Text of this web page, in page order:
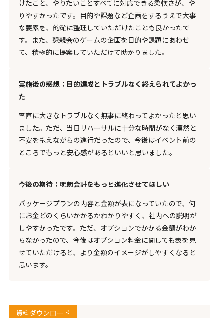
けたこと、やりたいことすべてに対応できる柔軟さが、や
りやすかったです。目的や課題など企画をするうえで大事
な要素を、的確に整理していただけたことも良かったで
す。また、懇親会のゲームの企画を目的や課題にあわせ
て、積極的に提案していただけて助かりました。
実施後の感想：目的達成とトラブルなく終えられてよかっ
た
率直に大きなトラブルなく無事に終わってよかったと思い
ました。ただ、当日リハーサルに十分な時間がなく漠然と
不安を抱えながらの進行だったので、今後はイベント前の
ところでもっと安心感があるといいと思いました。
今後の期待：明朗会計をもっと進化させてほしい
パッケージプランの内容と金額が表になっていたので、何
にお金どのくらいかかるかわかりやすく、社内への説明が
しやすかったです。ただ、オプションでかかる金額がわか
らなかったので、今後はオプション料金に関しても表を見
せていただけると、より金額のイメージがしやすくなると
思います。
資料ダウンロード